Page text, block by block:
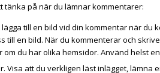
tänka på när du lämnar kommentarer:
till en bild vid din kommentar när du
till en bild. När du kommenterar och
du har olika hemsidor. Använd helst
Visa att du verkligen läst inlägget,